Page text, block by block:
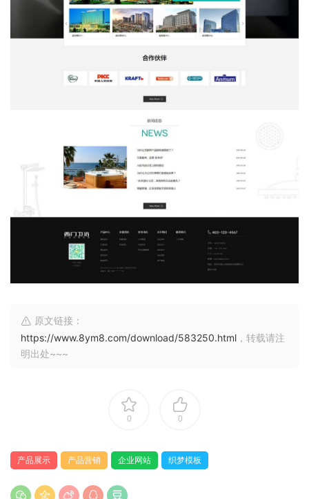
原文链接：
https://www.8ym8.com/download/583250.html ，转载请注
明出处~~~
0 0
产品展示 产品营销 企业网站 织梦模板